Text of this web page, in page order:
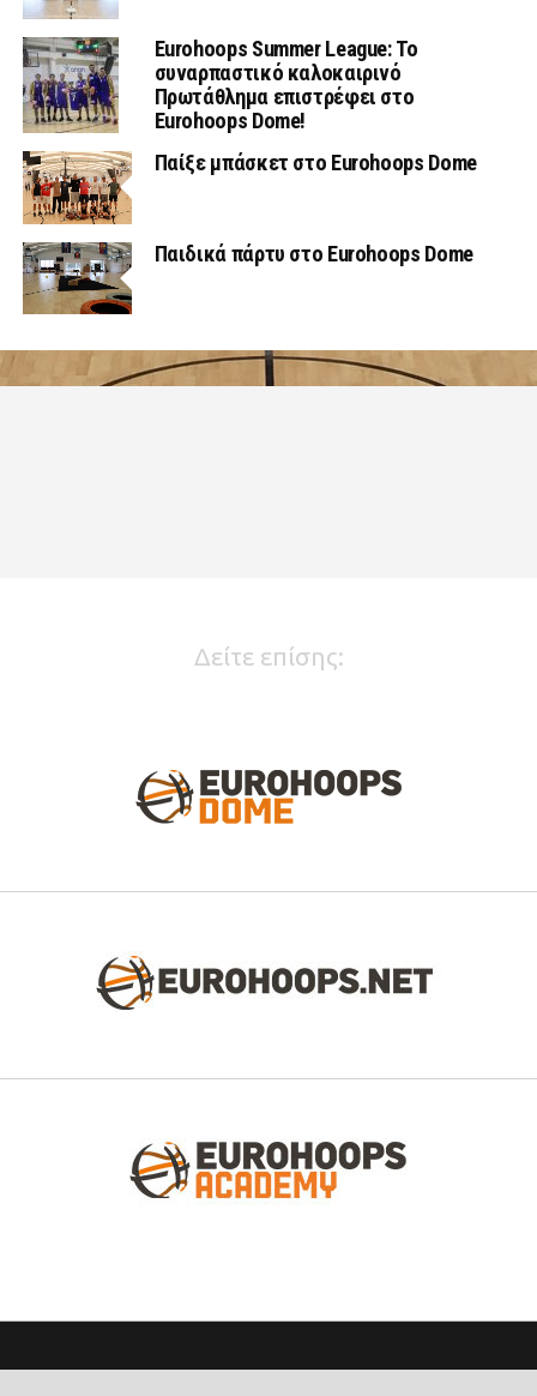
Eurohoops Summer League: Το
συναρπαστικό καλοκαιρινό
Πρωτάθλημα επιστρέφει στο
Eurohoops Dome!
Παίξε μπάσκετ στο Eurohoops Dome
Παιδικά πάρτυ στο Eurohoops Dome
Δείτε επίσης: